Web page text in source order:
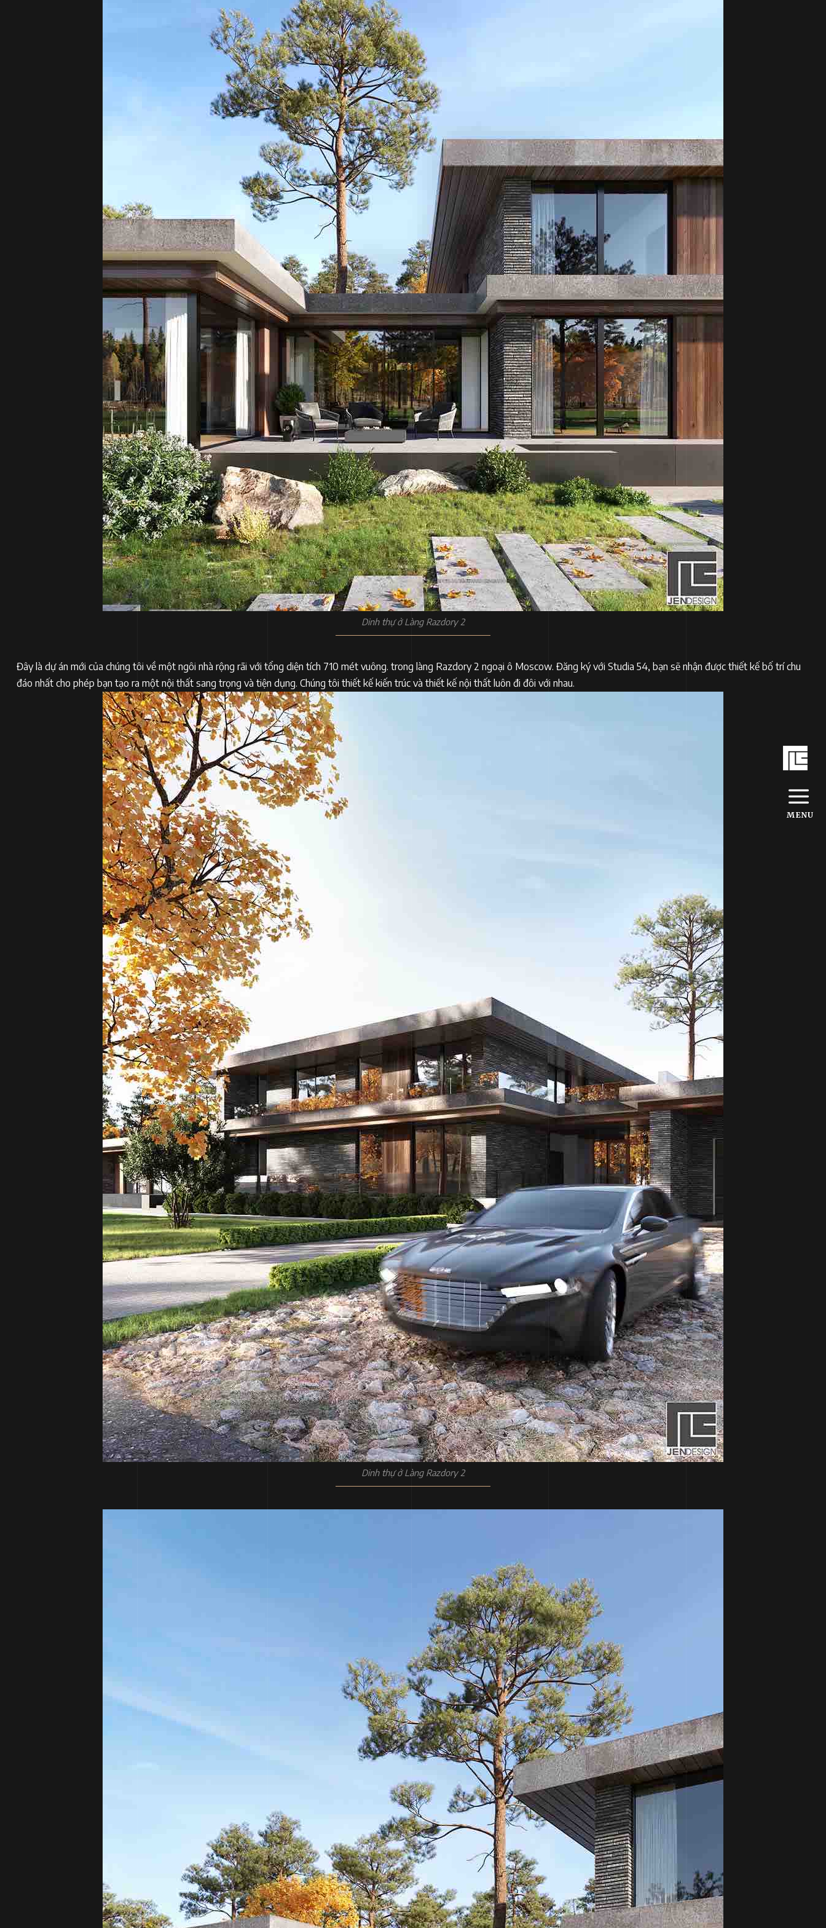
MENU
Dinh thự ở Làng Razdory 2
Đây là dự án mới của chúng tôi về một ngôi nhà rộng rãi với tổng diện tích 710 mét vuông. trong làng Razdory 2 ngoại ô Moscow. Đăng ký với Studia 54, bạn sẽ nhận được thiết kế bố trí chu
đáo nhất cho phép bạn tạo ra một nội thất sang trọng và tiện dụng. Chúng tôi thiết kế kiến ​​trúc và thiết kế nội thất luôn đi đôi với nhau.
Dinh thự ở Làng Razdory 2